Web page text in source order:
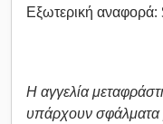
Εξωτερική αναφορά:
Η αγγελία
υπάρχουν σφάλματα